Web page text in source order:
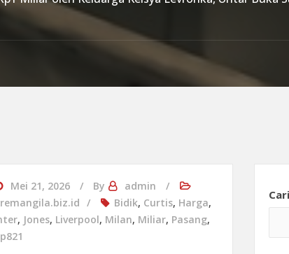
Mei 21, 2026 By
admin
Bidik, Curtis, Harga,
, Jones, Liverpool, Milan, Miliar, Pasang,
Cari